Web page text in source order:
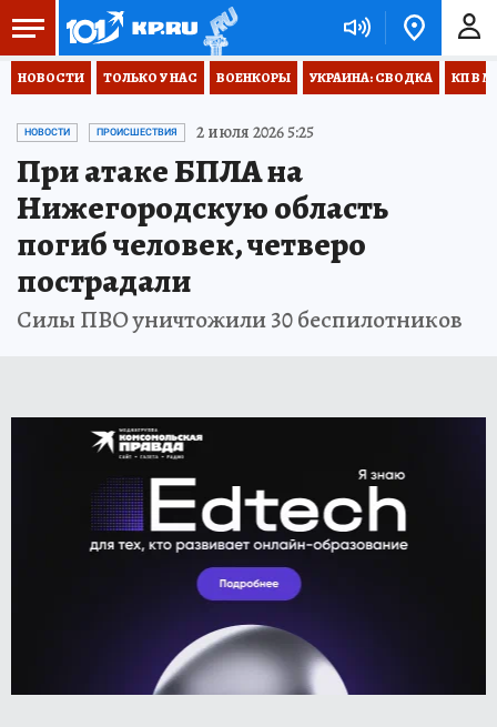
НОВОСТИ ТОЛЬКО У НАС ВОЕНКОРЫ УКРАИНА: СВОДКА КП В
НОВОСТИ ПРОИСШЕСТВИЯ 2 июля 2026 5:25
При атаке БПЛА на
Нижегородскую область
погиб человек, четверо
пострадали
Силы ПВО уничтожили 30 беспилотников